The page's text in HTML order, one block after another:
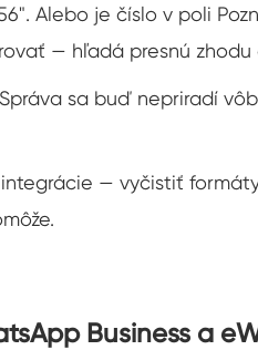
Alebo je číslo v poli
— hľadá presnú zhodu
sa buď nepriradí
— vyčistiť
Business a